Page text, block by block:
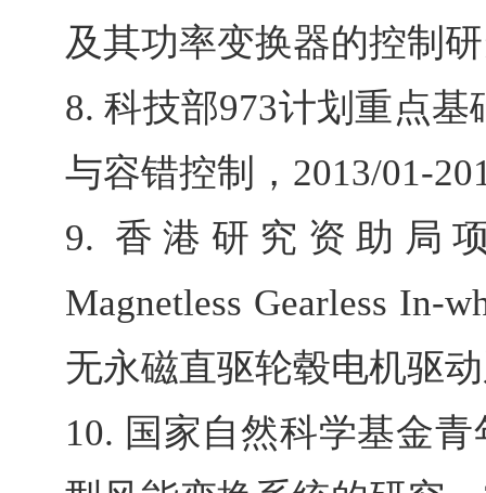
及其功率变换器的控制
8.科技部973计划重点基
与容错控制， 2013/01-
9. 香港研究资助局
Magnetless Gearless In-
无永磁直驱轮毂电机驱
10. 国家自然科学基金